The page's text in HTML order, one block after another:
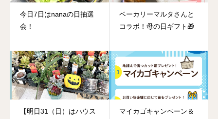
今日7日はnanaの日抽選
会！
ベーカリーマルタさんと
コラボ！母の日ギフト🎁
【明日31（日）はハウス
マイカゴキャンペーン＆